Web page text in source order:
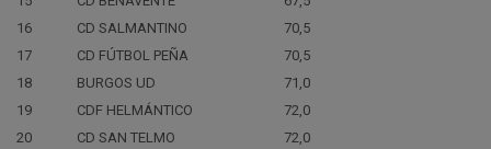
16
CD SALMANTINO
70,5
17
CD FÚTBOL PEÑA
70,5
18
BURGOS UD
71,0
19
CDF HELMÁNTICO
72,0
20
CD SAN TELMO
72,0